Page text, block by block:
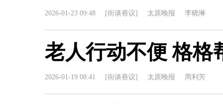
2026-01-23 09:48 [街谈巷议] 太原晚报 李晓琳
老人行动不便 格格
2026-01-19 08:41 [街谈巷议] 太原晚报 周利芳